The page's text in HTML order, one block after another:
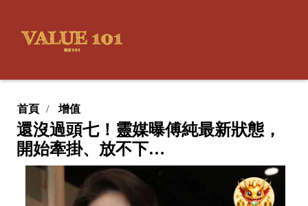
首頁 增值
還沒過頭七！靈媒曝傅純最新狀態，
開始牽掛、放不下…